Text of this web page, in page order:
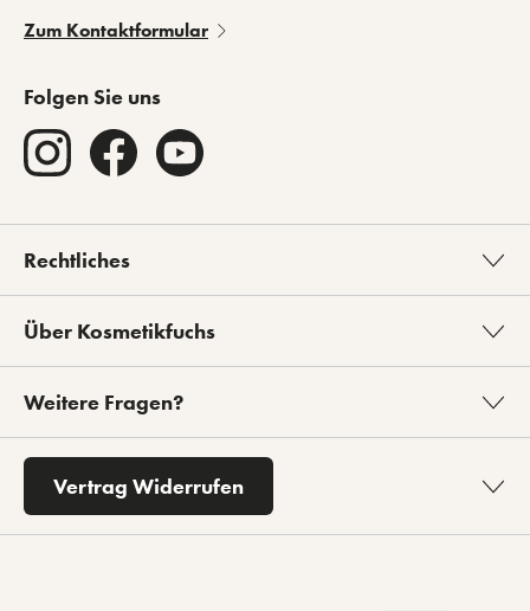
Zum Kontaktformular
Folgen Sie uns
Rechtliches
Über Kosmetikfuchs
Weitere Fragen?
Vertrag Widerrufen